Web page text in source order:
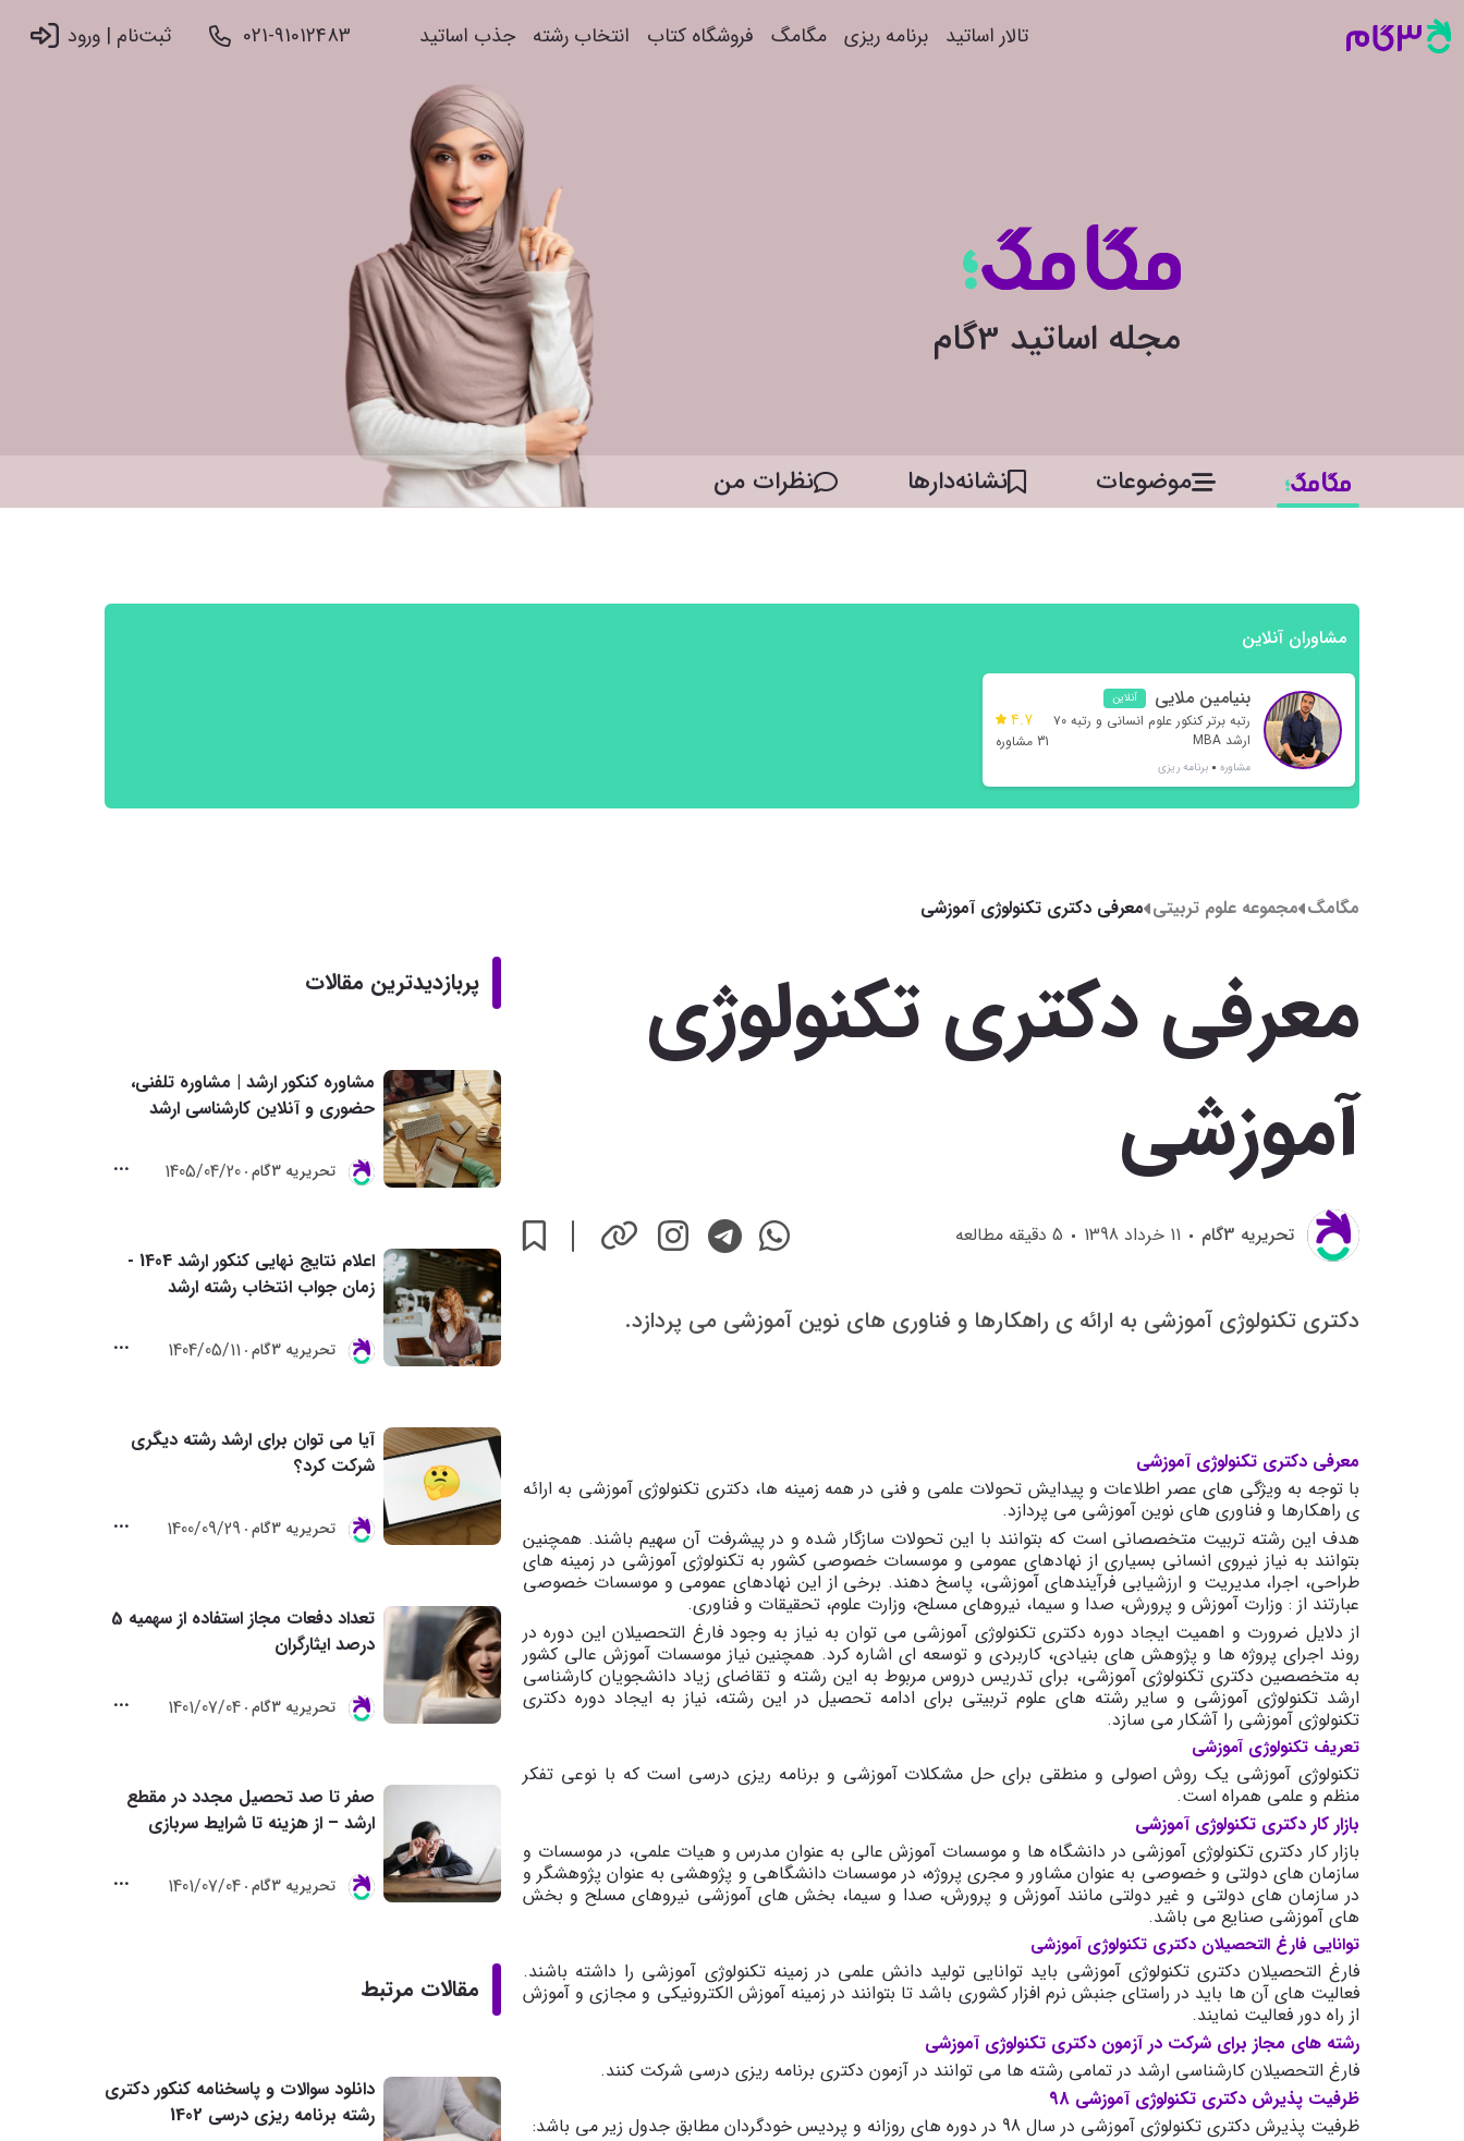
تالار اساتید برنامه ریزی مگامگ فروشگاه کتاب انتخاب رشته جذب اساتید 021-91012483 ثبت‌نام |‌ ورود
مجله اساتید 3گام
موضوعات نشانه‌دار‌ها نظرات من
مشاوران آنلاین
بنیامین ملایی آنلاین
رتبه برتر کنکور علوم انسانی و رتبه ۷۰
ارشد MBA
مشاوره برنامه ریزی
4.7
31 مشاوره
مگامگ مجموعه علوم تربیتی معرفی دکتری تکنولوژی آموزشی
معرفی دکتری تکنولوژی
آموزشی
تحريريه 3گام 11 خرداد 1398 5 دقیقه مطالعه
دکتری تکنولوژی آموزشی به ارائه ی راهکارها و فناوری های نوین آموزشی می پردازد.
معرفی دکتری تکنولوژی آموزشی
با توجه به ویژگی های عصر اطلاعات و پیدایش تحولات علمی و فنی در همه زمینه ها، دکتری تکنولوژی آموزشی به ارائه
ی راهکارها و فناوری های نوین آموزشی می پردازد.
هدف این رشته تربیت متخصصانی است که بتوانند با این تحولات سازگار شده و در پیشرفت آن سهیم باشند. همچنین
بتوانند به نیاز نیروی انسانی بسیاری از نهادهای عمومی و موسسات خصوصی کشور به تکنولوژی آموزشی در زمینه های
طراحی، اجرا، مدیریت و ارزشیابی فرآیندهای آموزشی، پاسخ دهند. برخی از این نهادهای عمومی و موسسات خصوصی
عبارتند از : وزارت آموزش و پرورش، صدا و سیما، نیروهای مسلح، وزارت علوم، تحقیقات و فناوری.
از دلایل ضرورت و اهمیت ایجاد دوره دکتری تکنولوژی آموزشی می توان به نیاز به وجود فارغ التحصیلان این دوره در
روند اجرای پروژه ها و پژوهش های بنیادی، کاربردی و توسعه ای اشاره کرد. همچنین نیاز موسسات آموزش عالی کشور
به متخصصین دکتری تکنولوژی آموزشی، برای تدریس دروس مربوط به این رشته و تقاضای زیاد دانشجویان کارشناسی
ارشد تکنولوژی آموزشی و سایر رشته های علوم تربیتی برای ادامه تحصیل در این رشته، نیاز به ایجاد دوره دکتری
تکنولوژی آموزشی را آشکار می سازد.
تعریف تکنولوژی آموزشی
تکنولوژی آموزشی یک روش اصولی و منطقی برای حل مشکلات آموزشی و برنامه ریزی درسی است که با نوعی تفکر
منظم و علمی همراه است.
بازار کار دکتری تکنولوژی آموزشی
بازار کار دکتری تکنولوژی آموزشی در دانشگاه ها و موسسات آموزش عالی به عنوان مدرس و هیات علمی، در موسسات و
سازمان های دولتی و خصوصی به عنوان مشاور و مجری پروژه، در موسسات دانشگاهی و پژوهشی به عنوان پژوهشگر و
در سازمان های دولتی و غیر دولتی مانند آموزش و پرورش، صدا و سیما، بخش های آموزشی نیروهای مسلح و بخش
های آموزشی صنایع می باشد.
توانایی فارغ التحصیلان دکتری تکنولوژی آموزشی
فارغ التحصیلان دکتری تکنولوژی آموزشی باید توانایی تولید دانش علمی در زمینه تکنولوژی آموزشی را داشته باشند.
فعالیت های آن ها باید در راستای جنبش نرم افزار کشوری باشد تا بتوانند در زمینه آموزش الکترونیکی و مجازی و آموزش
از راه دور فعالیت نمایند.
رشته های مجاز برای شرکت در آزمون دکتری تکنولوژی آموزشی
فارغ التحصیلان کارشناسی ارشد در تمامی رشته ها می توانند در آزمون دکتری برنامه ریزی درسی شرکت کنند.
ظرفیت پذیرش دکتری تکنولوژی آموزشی 98
ظرفیت پذیرش دکتری تکنولوژی آموزشی در سال 98 در دوره های روزانه و پردیس خودگردان مطابق جدول زیر می باشد:
پربازدیدترین مقالات
مشاوره کنکور ارشد | مشاوره تلفنی،
حضوری و آنلاین کارشناسی ارشد
تحريريه 3گام 1405/04/20
اعلام نتایج نهایی کنکور ارشد 1404 -
زمان جواب انتخاب رشته ارشد
تحريريه 3گام 1404/05/11
آیا می توان برای ارشد رشته دیگری
شرکت کرد؟
تحريريه 3گام 1400/09/29
تعداد دفعات مجاز استفاده از سهمیه 5
درصد ایثارگران
تحريريه 3گام 1401/07/04
صفر تا صد تحصیل مجدد در مقطع
ارشد – از هزینه تا شرایط سربازی
تحريريه 3گام 1401/07/04
مقالات مرتبط
دانلود سوالات و پاسخنامه کنکور دکتری
رشته برنامه ریزی درسی 1402